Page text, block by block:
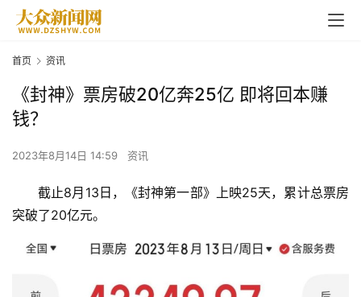
首页 资讯
《封神》票房破20亿奔25亿 即将回本赚
钱？
2023年8月14日 14:59 资讯
截止8月13日，《封神第一部》上映25天，累计总票房
突破了20亿元。